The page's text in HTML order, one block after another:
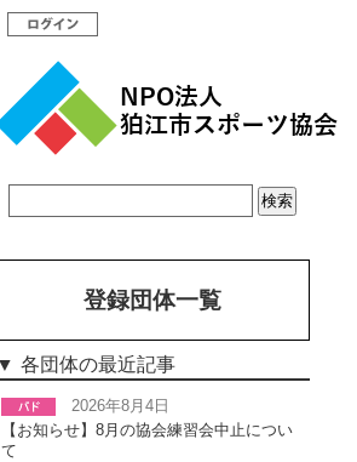
登録団体一覧
各団体の最近記事
2026年8月4日
【お知らせ】8月の協会練習会中止につい
て